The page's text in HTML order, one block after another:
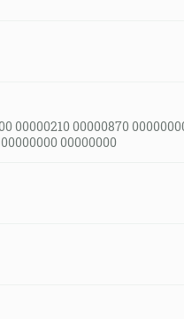
00000210 00000870
00000000